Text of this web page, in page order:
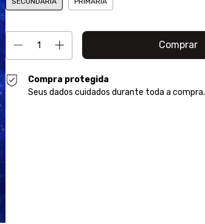
Compra protegida
Seus dados cuidados durante toda a compra.